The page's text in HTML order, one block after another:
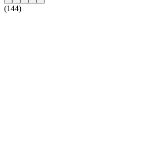
(144)